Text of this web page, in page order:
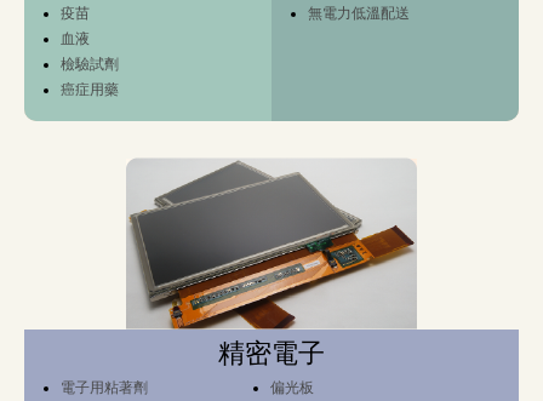
疫苗
血液
檢驗試劑
癌症用藥
無電力低溫配送
精密電子
電子用粘著劑
偏光板